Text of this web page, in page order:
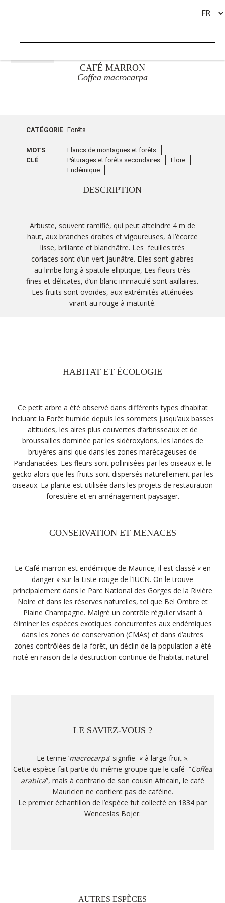
CAFÉ MARRON
Coffea macrocarpa
CATÉGORIE Forêts
MOTS
CLÉ
Flancs de montagnes et forêts
Pâturages et forêts secondaires
Flore
Endémique
DESCRIPTION
Arbuste, souvent ramifié, qui peut atteindre 4 m de
haut, aux branches droites et vigoureuses, à l’écorce
lisse, brillante et blanchâtre. Les feuilles très
coriaces sont d’un vert jaunâtre. Elles sont glabres
au limbe long à spatule elliptique, Les fleurs très
fines et délicates, d’un blanc immaculé sont axillaires.
Les fruits sont ovoïdes, aux extrémités atténuées
virant au rouge à maturité.
HABITAT ET ÉCOLOGIE
Ce petit arbre a été observé dans différents types d’habitat
incluant la Forêt humide depuis les sommets jusqu’aux basses
altitudes, les aires plus couvertes d’arbrisseaux et de
broussailles dominée par les sidéroxylons, les landes de
bruyères ainsi que dans les zones marécageuses de
Pandanacées. Les fleurs sont pollinisées par les oiseaux et le
gecko alors que les fruits sont dispersés naturellement par les
oiseaux. La plante est utilisée dans les projets de restauration
forestière et en aménagement paysager.
CONSERVATION ET MENACES
Le Café marron est endémique de Maurice, il est classé « en
danger » sur la Liste rouge de l’IUCN. On le trouve
principalement dans le Parc National des Gorges de la Rivière
Noire et dans les réserves naturelles, tel que Bel Ombre et
Plaine Champagne. Malgré un contrôle régulier visant à
éliminer les espèces exotiques concurrentes aux endémiques
dans les zones de conservation (CMAs) et dans d’autres
zones contrôlées de la forêt, un déclin de la population a été
noté en raison de la destruction continue de l’habitat naturel.
LE SAVIEZ-VOUS ?
Le terme ‘macrocarpa’ signifie « à large fruit ».
Cette espèce fait partie du même groupe que le café “Coffea
arabica”, mais à contrario de son cousin Africain, le café
Mauricien ne contient pas de caféine.
Le premier échantillon de l’espèce fut collecté en 1834 par
Wenceslas Bojer.
AUTRES ESPÈCES